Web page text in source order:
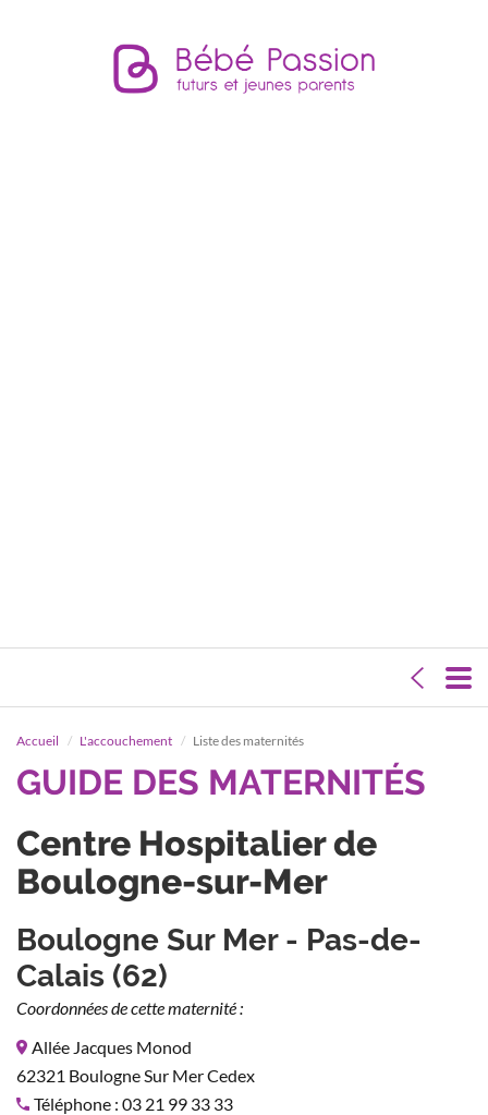
Accueil L'accouchement Liste des maternités
GUIDE DES MATERNITÉS
Centre Hospitalier de
Boulogne-sur-Mer
Boulogne Sur Mer - Pas-de-
Calais (62)
Coordonnées de cette maternité :
Allée Jacques Monod
62321 Boulogne Sur Mer Cedex
Téléphone : 03 21 99 33 33